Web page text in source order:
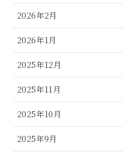
2026年2月
2026年1月
2025年12月
2025年11月
2025年10月
2025年9月